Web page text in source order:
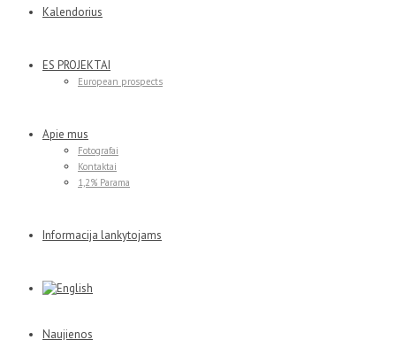
Kalendorius
ES PROJEKTAI
European prospects
Apie mus
Fotografai
Kontaktai
1,2% Parama
Informacija lankytojams
Naujienos